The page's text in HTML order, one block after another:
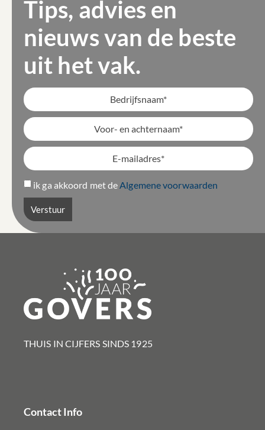
Tips, advies en
nieuws van de beste
uit het vak.
ik ga akkoord met deAlgemene voorwaarden
Verstuur
THUIS IN CIJFERS SINDS 1925​
Contact Info